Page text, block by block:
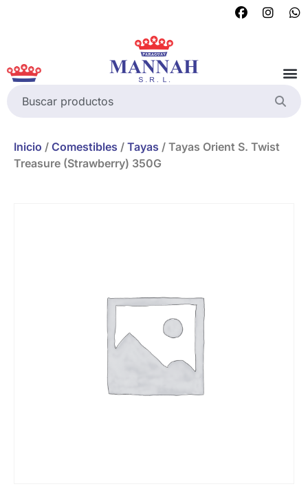
Inicio / Comestibles / Tayas / Tayas Orient S. Twist
Treasure (Strawberry) 350G